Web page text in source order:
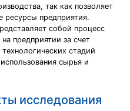
так как позволяет
ресурсы предприятия.
собой процесс
предприятии за счет
стадий
сырья и
исследования